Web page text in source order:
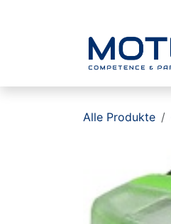
Alle Produkte